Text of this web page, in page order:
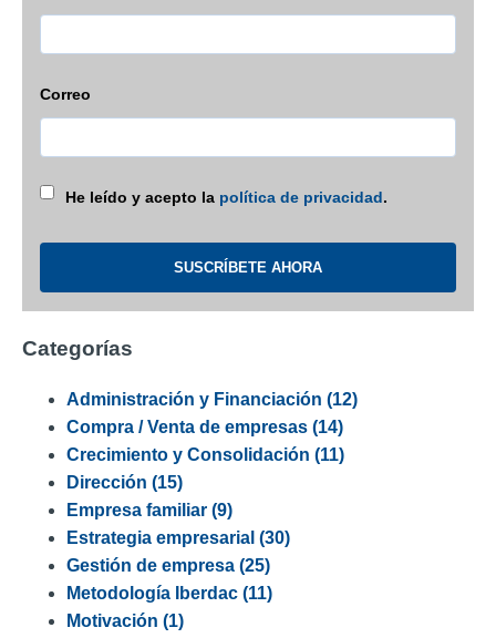
Correo
He leído y acepto la política de privacidad.
Categorías
Administración y Financiación (12)
Compra / Venta de empresas (14)
Crecimiento y Consolidación (11)
Dirección (15)
Empresa familiar (9)
Estrategia empresarial (30)
Gestión de empresa (25)
Metodología Iberdac (11)
Motivación (1)